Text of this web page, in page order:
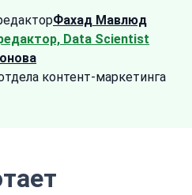
Фахад Мавлюд
Data Scientist
контент-маркетинга